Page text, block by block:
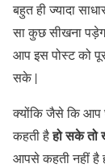
बहुत ही ज्यादा
सा कुछ सीखना
आप इस पोस्ट को
सके |
क्योंकि जैसे कि आप
कहती हैहो सके तो
आपसे कहती नहीं है